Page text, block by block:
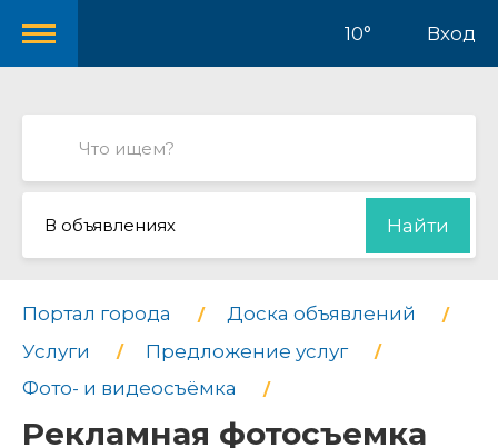
10° Вход
В объявлениях Найти
Портал города
Доска объявлений
Услуги
Предложение услуг
Фото- и видеосъёмка
Рекламная фотосъемка